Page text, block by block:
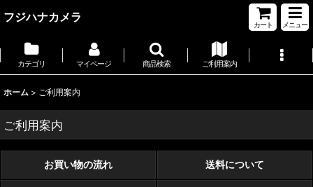
フジハナカメラ
カート メニュー
カテゴリ マイページ 商品検索 ご利用案内
ホーム > ご利用案内
ご利用案内
お買い物の流れ 送料について